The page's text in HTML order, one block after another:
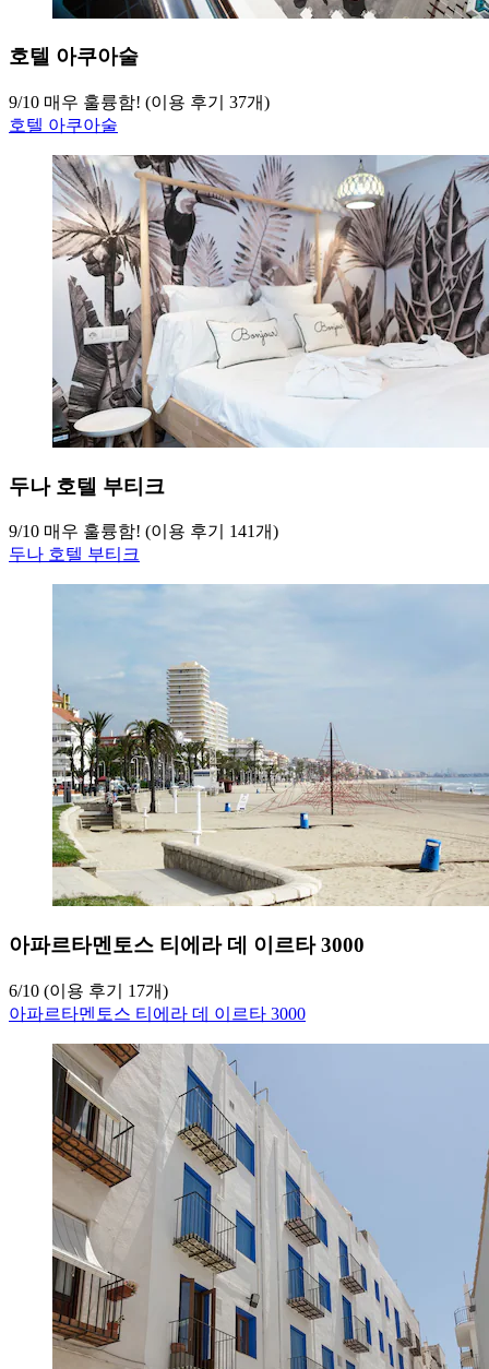
호텔 아쿠아술
9/10 매우 훌륭함! (이용 후기 37개)
호텔 아쿠아술
두나 호텔 부티크
9/10 매우 훌륭함! (이용 후기 141개)
두나 호텔 부티크
아파르타멘토스 티에라 데 이르타 3000
6/10 (이용 후기 17개)
아파르타멘토스 티에라 데 이르타 3000